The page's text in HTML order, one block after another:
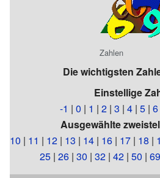
Zahlen
Die wichtigsten
Einstellige
-1 | 0 | 1 | 2 | 3 | 4 | 5 | 6
Ausgewählte
10 | 11 | 12 | 13 | 14 | 16 | 17 | 18 |
25 | 26 | 30 | 32 | 42 | 50 | 69